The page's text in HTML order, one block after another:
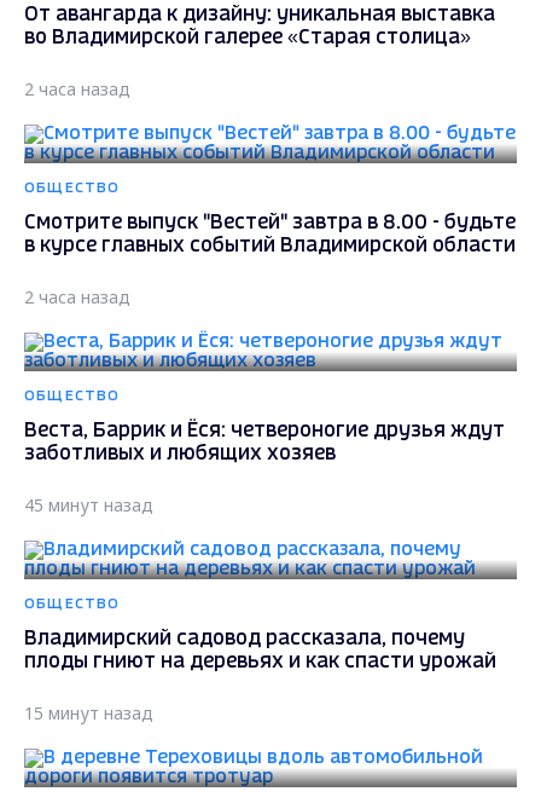
От авангарда к дизайну: уникальная выставка
во Владимирской галерее «Старая столица»
2 часа назад
ОБЩЕСТВО
Смотрите выпуск "Вестей" завтра в 8.00 - будьте
в курсе главных событий Владимирской области
2 часа назад
ОБЩЕСТВО
Веста, Баррик и Ёся: четвероногие друзья ждут
заботливых и любящих хозяев
45 минут назад
ОБЩЕСТВО
Владимирский садовод рассказала, почему
плоды гниют на деревьях и как спасти урожай
15 минут назад